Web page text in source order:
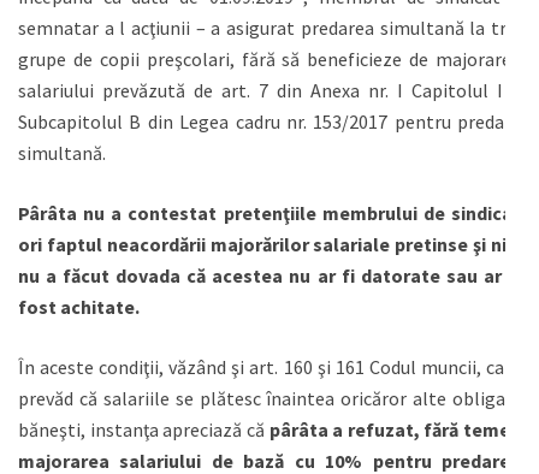
semnatar a l acţiunii – a asigurat predarea simultană la trei
grupe de copii preşcolari, fără să beneficieze de majorarea
salariului prevăzută de art. 7 din Anexa nr. I Capitolul I –
Subcapitolul B din Legea cadru nr. 153/2017 pentru predare
simultană.
Pârâta nu a contestat pretenţiile membrului de sindicat
ori faptul neacordării majorărilor salariale pretinse şi nici
nu a făcut dovada că acestea nu ar fi datorate sau ar fi
fost achitate.
În aceste condiţii, văzând şi art. 160 şi 161 Codul muncii, care
prevăd că salariile se plătesc înaintea oricăror alte obligaţii
băneşti, instanţa apreciază că pârâta a refuzat, fără temei,
majorarea salariului de bază cu 10% pentru predarea